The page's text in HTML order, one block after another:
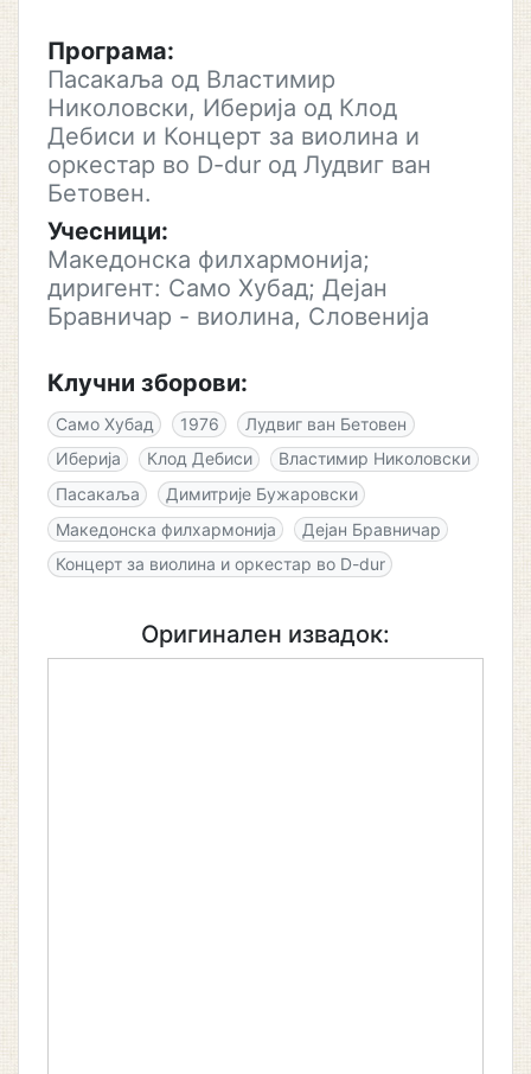
Програма:
Пасакаља од Властимир
Николовски, Иберија од Клод
Дебиси и Концерт за виолина и
оркестар во D-dur од Лудвиг ван
Бетовен.
Учесници:
Македонска филхармонија;
диригент: Само Хубад; Дејан
Бравничар - виолина, Словенија
Клучни зборови:
Само Хубад 1976
Лудвиг ван Бетовен
Иберија
Клод Дебиси
Властимир Николовски
Пасакаља
Димитрије Бужаровски
Македонска филхармонија
Дејан Бравничар
Концерт за виолина и оркестар во D-dur
Оригинален извадок: